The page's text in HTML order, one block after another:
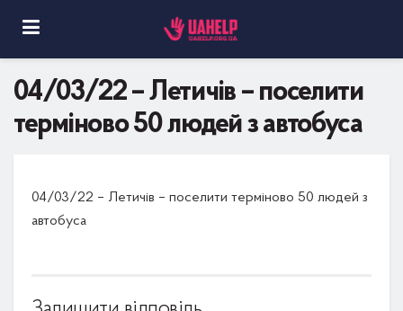
04/03/22 – Летичів – поселити
терміново 50 людей з автобуса
04/03/22 – Летичів – поселити терміново 50 людей з
автобуса